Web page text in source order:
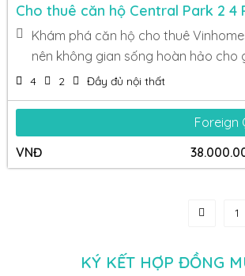
Cho thuê căn hộ Central Park 2 4
Khám phá căn hộ cho thuê
nên không gian sống hoàn hảo cho
4 2 Đầy đủ nội thất
Foreign
VNĐ
1
KÝ KẾT HỢP ĐỒNG